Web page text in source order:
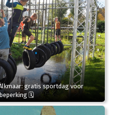
gratis sportdag voor
🗓